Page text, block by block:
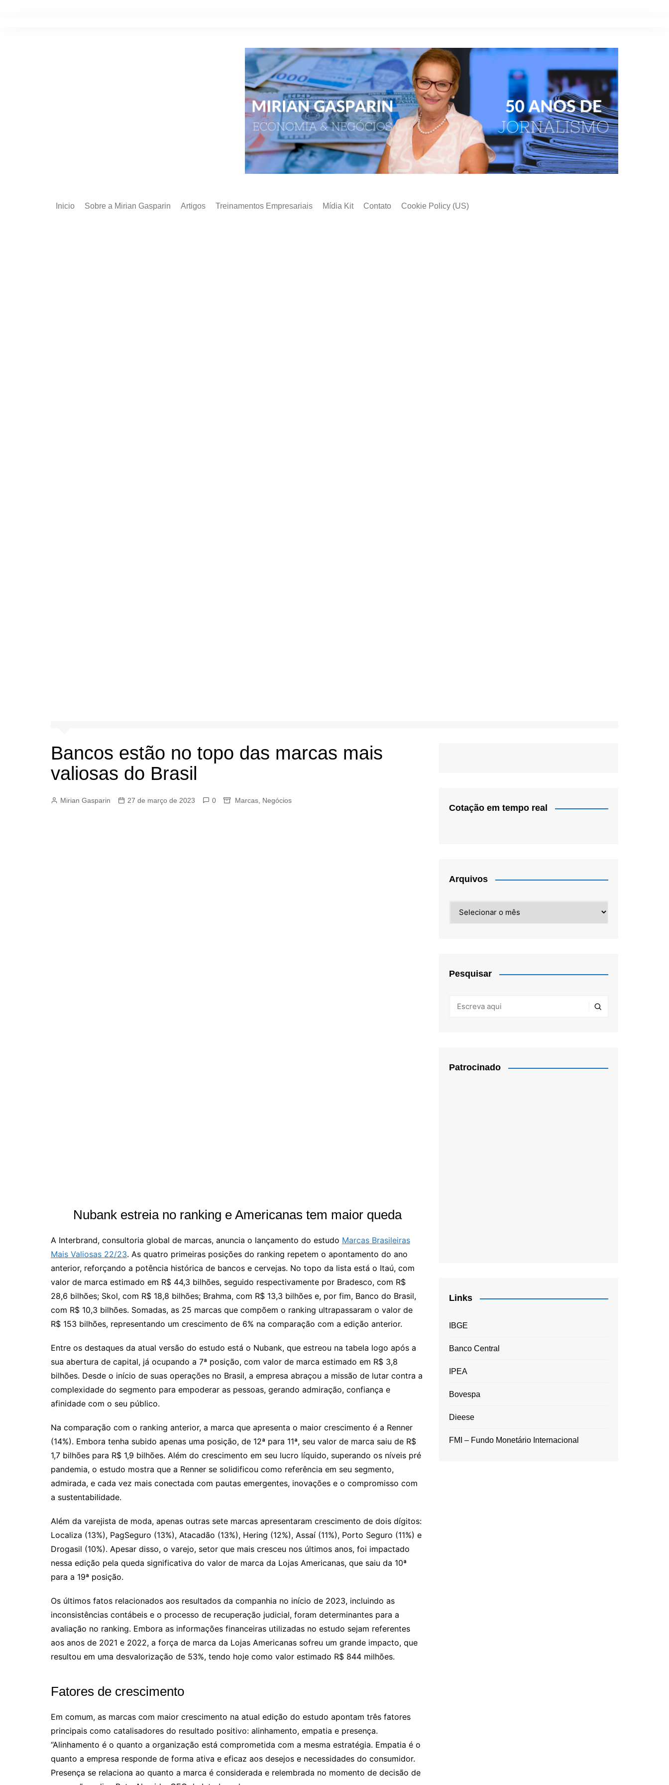
Inicio Sobre a Mirian Gasparin Artigos Treinamentos Empresariais Mídia Kit Contato Cookie Policy (US)
Bancos estão no topo das marcas mais
valiosas do Brasil
Mirian Gasparin 27 de março de 2023 0 Marcas Negócios
Nubank estreia no ranking e Americanas tem maior queda
A Interbrand, consultoria global de marcas, anuncia o lançamento do estudo Marcas Brasileiras
Mais Valiosas 22/23. As quatro primeiras posições do ranking repetem o apontamento do ano
anterior, reforçando a potência histórica de bancos e cervejas. No topo da lista está o Itaú, com
valor de marca estimado em R$ 44,3 bilhões, seguido respectivamente por Bradesco, com R$
28,6 bilhões; Skol, com R$ 18,8 bilhões; Brahma, com R$ 13,3 bilhões e, por fim, Banco do Brasil,
com R$ 10,3 bilhões. Somadas, as 25 marcas que compõem o ranking ultrapassaram o valor de
R$ 153 bilhões, representando um crescimento de 6% na comparação com a edição anterior.
Entre os destaques da atual versão do estudo está o Nubank, que estreou na tabela logo após a
sua abertura de capital, já ocupando a 7ª posição, com valor de marca estimado em R$ 3,8
bilhões. Desde o início de suas operações no Brasil, a empresa abraçou a missão de lutar contra a
complexidade do segmento para empoderar as pessoas, gerando admiração, confiança e
afinidade com o seu público.
Na comparação com o ranking anterior, a marca que apresenta o maior crescimento é a Renner
(14%). Embora tenha subido apenas uma posição, de 12ª para 11ª, seu valor de marca saiu de R$
1,7 bilhões para R$ 1,9 bilhões. Além do crescimento em seu lucro líquido, superando os níveis pré
pandemia, o estudo mostra que a Renner se solidificou como referência em seu segmento,
admirada, e cada vez mais conectada com pautas emergentes, inovações e o compromisso com
a sustentabilidade.
Além da varejista de moda, apenas outras sete marcas apresentaram crescimento de dois dígitos:
Localiza (13%), PagSeguro (13%), Atacadão (13%), Hering (12%), Assaí (11%), Porto Seguro (11%) e
Drogasil (10%). Apesar disso, o varejo, setor que mais cresceu nos últimos anos, foi impactado
nessa edição pela queda significativa do valor de marca da Lojas Americanas, que saiu da 10ª
para a 19ª posição.
Os últimos fatos relacionados aos resultados da companhia no início de 2023, incluindo as
inconsistências contábeis e o processo de recuperação judicial, foram determinantes para a
avaliação no ranking. Embora as informações financeiras utilizadas no estudo sejam referentes
aos anos de 2021 e 2022, a força de marca da Lojas Americanas sofreu um grande impacto, que
resultou em uma desvalorização de 53%, tendo hoje como valor estimado R$ 844 milhões.
Fatores de crescimento
Em comum, as marcas com maior crescimento na atual edição do estudo apontam três fatores
principais como catalisadores do resultado positivo: alinhamento, empatia e presença.
“Alinhamento é o quanto a organização está comprometida com a mesma estratégia. Empatia é o
quanto a empresa responde de forma ativa e eficaz aos desejos e necessidades do consumidor.
Presença se relaciona ao quanto a marca é considerada e relembrada no momento de decisão de
Cotação em tempo real
Arquivos
Pesquisar
Patrocinado
Links
IBGE
Banco Central
IPEA
Bovespa
Dieese
FMI – Fundo Monetário Internacional